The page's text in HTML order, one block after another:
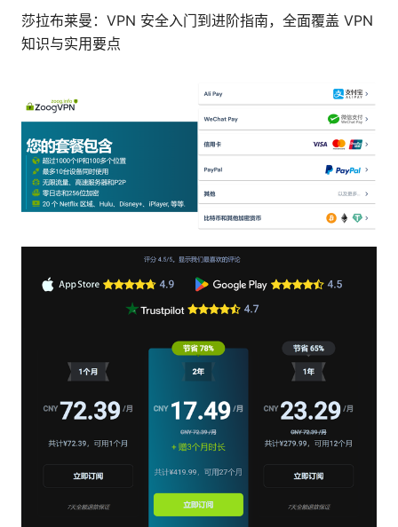
莎拉布莱曼：VPN 安全入门到进阶指南，全面覆盖 VPN
知识与实用要点